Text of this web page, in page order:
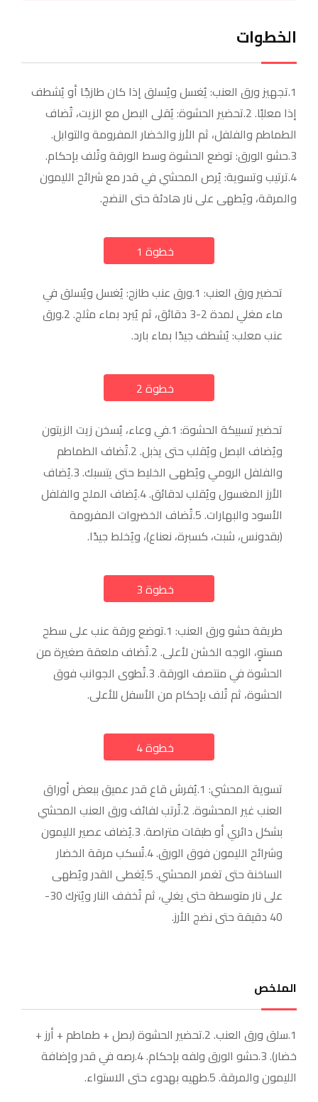
الخطوات
1.تجهيز ورق العنب: يُغسل ويُسلق إذا كان طازجًا أو يُشطف
إذا معلبًا. 2.تحضير الحشوة: يُقلى البصل مع الزيت، تُضاف
الطماطم والفلفل، ثم الأرز والخضار المفرومة والتوابل.
3.حشو الورق: توضع الحشوة وسط الورقة وتُلف بإحكام.
4.ترتيب وتسوية: يُرص المحشي في قدر مع شرائح الليمون
والمرقة، ويُطهى على نار هادئة حتى النضج.
خطوة 1
تحضير ورق العنب: 1.ورق عنب طازج: يُغسل ويُسلق في
ماء مغلي لمدة 2-3 دقائق، ثم يُبرد بماء مثلج. 2.ورق
عنب معلب: يُشطف جيدًا بماء بارد.
خطوة 2
تحضير تسبيكة الحشوة: 1.في وعاء، يُسخن زيت الزيتون
ويُضاف البصل ويُقلب حتى يذبل. 2.تُضاف الطماطم
والفلفل الرومي ويُطهى الخليط حتى يتسبك. 3.يُضاف
الأرز المغسول ويُقلب لدقائق. 4.يُضاف الملح والفلفل
الأسود والبهارات. 5.تُضاف الخضروات المفرومة
(بقدونس، شبت، كسبرة، نعناع)، ويُخلط جيدًا.
خطوة 3
طريقة حشو ورق العنب: 1.توضع ورقة عنب على سطح
مستوٍ، الوجه الخشن لأعلى. 2.تُضاف ملعقة صغيرة من
الحشوة في منتصف الورقة. 3.تُطوى الجوانب فوق
الحشوة، ثم تُلف بإحكام من الأسفل للأعلى.
خطوة 4
تسوية المحشي: 1.يُفرش قاع قدر عميق ببعض أوراق
العنب غير المحشوة. 2.تُرتب لفائف ورق العنب المحشي
بشكل دائري أو طبقات متراصة. 3.يُضاف عصير الليمون
وشرائح الليمون فوق الورق. 4.تُسكب مرقة الخضار
الساخنة حتى تغمر المحشي. 5.يُغطى القدر ويُطهى
على نار متوسطة حتى يغلي، ثم تُخفف النار ويُترك 30-
40 دقيقة حتى نضج الأرز.
الملخص
1.سلق ورق العنب. 2.تحضير الحشوة (بصل + طماطم + أرز +
خضار). 3.حشو الورق ولفه بإحكام. 4.رصه في قدر وإضافة
الليمون والمرقة. 5.طهيه بهدوء حتى الاستواء.